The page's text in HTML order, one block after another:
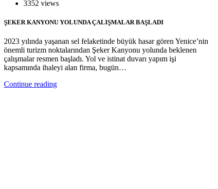
3352 views
ŞEKER KANYONU YOLUNDA ÇALIŞMALAR BAŞLADI
2023 yılında yaşanan sel felaketinde büyük hasar gören Yenice’nin
önemli turizm noktalarından Şeker Kanyonu yolunda beklenen
çalışmalar resmen başladı. Yol ve istinat duvarı yapım işi
kapsamında ihaleyi alan firma, bugün…
Continue reading